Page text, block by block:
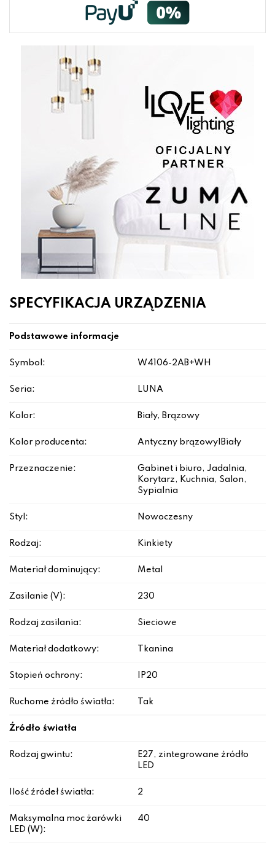
SPECYFIKACJA URZĄDZENIA
Podstawowe informacje
Symbol: W4106-2AB+WH
Seria: LUNA
Kolor: Biały, Brązowy
Kolor producenta: Antyczny brązowy|Biały
Przeznaczenie:
Gabinet i biuro, Jadalnia,
Korytarz, Kuchnia, Salon,
Sypialnia
Styl: Nowoczesny
Rodzaj: Kinkiety
Materiał dominujący: Metal
Zasilanie (V): 230
Rodzaj zasilania: Sieciowe
Materiał dodatkowy: Tkanina
Stopień ochrony: IP20
Ruchome źródło światła: Tak
Źródło światła
Rodzaj gwintu:
E27, zintegrowane źródło
LED
Ilość źródeł światła: 2
Maksymalna moc żarówki
LED (W):
40